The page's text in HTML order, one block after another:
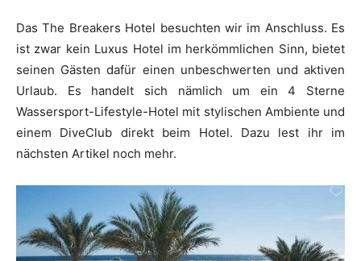
Das The Breakers Hotel besuchten wir im Anschluss. Es
ist zwar kein Luxus Hotel im herkömmlichen Sinn, bietet
seinen Gästen dafür einen unbeschwerten und aktiven
Urlaub. Es handelt sich nämlich um ein 4 Sterne
Wassersport-Lifestyle-Hotel mit stylischen Ambiente und
einem DiveClub direkt beim Hotel. Dazu lest ihr im
nächsten Artikel noch mehr.